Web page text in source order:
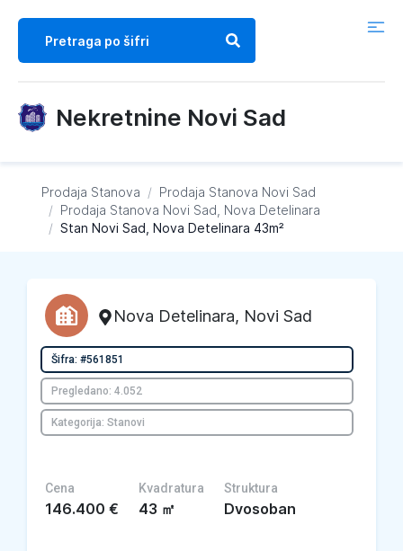
Nekretnine Novi Sad
Prodaja Stanova / Prodaja Stanova Novi Sad
/ Prodaja Stanova Novi Sad, Nova Detelinara
/ Stan Novi Sad, Nova Detelinara 43m²
Nova Detelinara, Novi Sad
Šifra: #561851
Pregledano: 4.052
Kategorija: Stanovi
Cena
146.400 €
Kvadratura
43 ㎡
Struktura
Dvosoban